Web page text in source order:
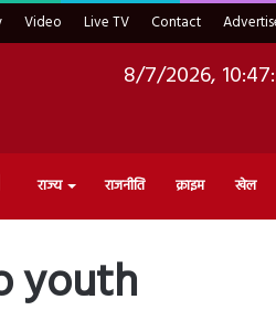
Video Live TV Contact
8/7/2026,
Live राज्य राजनीति क्राइम खेल
youth